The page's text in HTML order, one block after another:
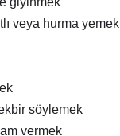
veya hurma yemek
söylemek
vermek